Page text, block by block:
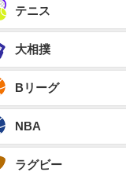
テニス
大相撲
Bリーグ
NBA
ラグビー